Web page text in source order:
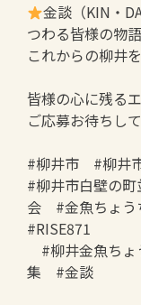
金談（KIN・
つわる皆様の物
これからの柳井
皆様の心に残る
ご応募お待ちし
#柳井市 #柳井
#柳井市白壁の
会 #金魚ちょ
#RISE871
#柳井金魚ち
集 #金談